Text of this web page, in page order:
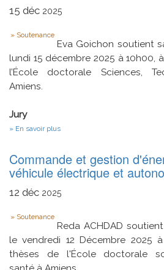
niveaux
T
d'interfaçage
des
énergies
15 déc 2025
Type
Soutenance
Eva Goichon soutient
lundi 15 décembre 2025 à 10h00,
l’École doctorale Sciences,
Amiens.
Jury
En savoir plus
and
Exploitation
of
Camera
Visual
SLAM
Commande et gestion
véhicule électrique et
12 déc 2025
Type
Soutenance
Reda ACHDAD
le vendredi 12 Décembre 2025
thèses de l'École doctorale